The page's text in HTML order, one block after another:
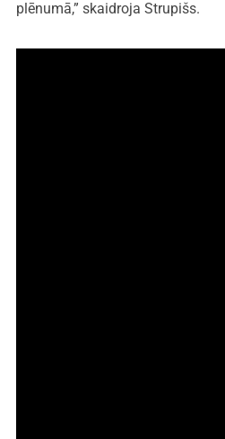
plēnumā,” skaidroja Strupišs.